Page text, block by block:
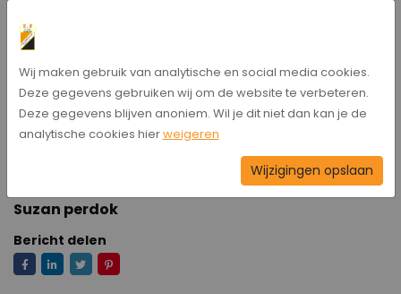
- Hollandscheveld 1 - VCG 1
Hollandscheveld. Aanvang 14:30u
- HHC Vr. 1 - Hollandscheveld Vr. 1
Suzan perdok
Bericht delen
Wij maken gebruik van analytische en social media cookies.
Deze gegevens gebruiken wij om de website te verbeteren.
Deze gegevens blijven anoniem. Wil je dit niet dan kan je de
analytische cookies hierweigeren
Wijzigingen opslaan